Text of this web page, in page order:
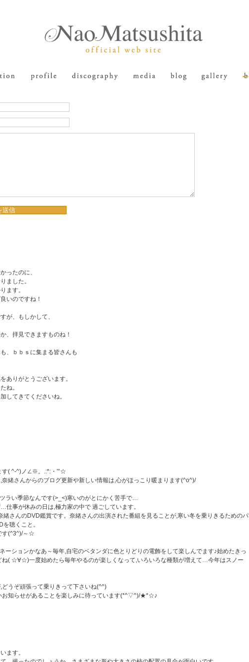
ったのに、
ました。
ます。
いのですね！
が、もしかして、
、拝見できますものね！
、ｂｂｓに集まる皆さんも
ありがとうございます。
ね。
してきてくださいね。
す( ^-^)ノ∠※。.:*:・'°☆
緒さんからのブログ更新や新しい情報は,心がほっこり暖まります(^o^)/
ラい季節なんです(>_<)寒いのがとにかく苦手で…
事が休みの日は,極力家の中で 過ごしています。
緒さんのDVD鑑賞です。奈緒さんの出演された番組を見ることが,寒い冬を乗りきるためのパ
聴くこと。
す(^3^)/～☆
ーションかなあ～毎年,自宅のベタンダに色とりどりの電飾をして楽しんでます♪始めたきっ
ね( ☆∀☆)一度始めたら毎年やるのが楽しくなって,いろいろな種類が増えて…今年はスノー
うぞ頑張って乗りきって下さいね(^^)
お知らせがあることを楽しみに待っています(*^▽^)/★*☆♪
ます。